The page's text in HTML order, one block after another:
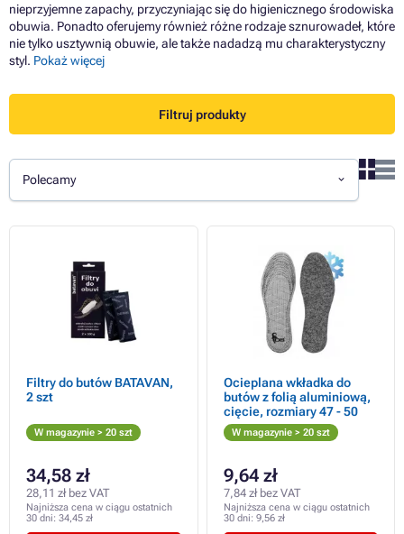
nieprzyjemne zapachy, przyczyniając się do higienicznego środowiska
obuwia. Ponadto oferujemy również różne rodzaje sznurowadeł, które
nie tylko usztywnią obuwie, ale także nadadzą mu charakterystyczny
styl. Pokaż więcej
Filtruj produkty
Polecamy
Filtry do butów BATAVAN,
2 szt
W magazynie > 20 szt
34,58 zł
28,11 zł bez VAT
Najniższa cena w ciągu ostatnich
30 dni: 34,45 zł
Ocieplana wkładka do
butów z folią aluminiową,
cięcie, rozmiary 47 - 50
W magazynie > 20 szt
9,64 zł
7,84 zł bez VAT
Najniższa cena w ciągu ostatnich
30 dni: 9,56 zł